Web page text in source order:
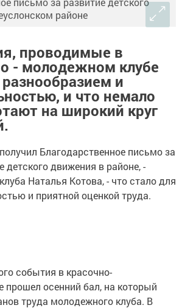
проводимые в
- молодежном клубе
и
и что немало
на широкий круг
Благодарственное письмо за
детского движения в районе, -
Наталья Котова, - что стало для
и приятной оценкой труда.
события в красочно-
осенний бал, на который
труда молодежного клуба. В